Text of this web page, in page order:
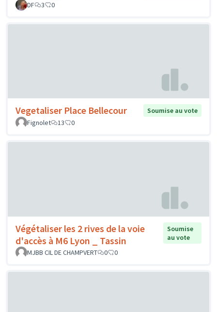
DF
3 0
Vegetaliser Place Bellecour
Soumise au vote
Fignolet
13 0
Végétaliser les 2 rives de la voie
d'accès à M6 Lyon _ Tassin
Soumise
au vote
MJBB CIL DE CHAMPVERT
0 0